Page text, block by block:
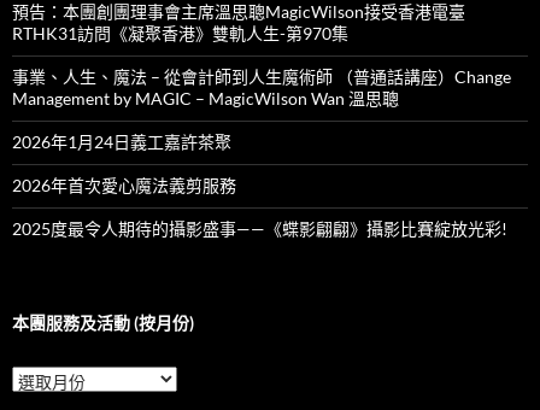
預告：本團創團理事會主席溫思聰MagicWilson接受香港電臺
RTHK31訪問《凝聚香港》雙軌人生-第970集
事業、人生、魔法 – 從會計師到人生魔術師 （普通話講座）Change
Management by MAGIC – MagicWilson Wan 溫思聰
2026年1月24日義工嘉許茶聚
2026年首次愛心魔法義剪服務
2025度最令人期待的攝影盛事——《蝶影翩翩》攝影比賽綻放光彩!
本團服務及活動 (按月份)
本
團